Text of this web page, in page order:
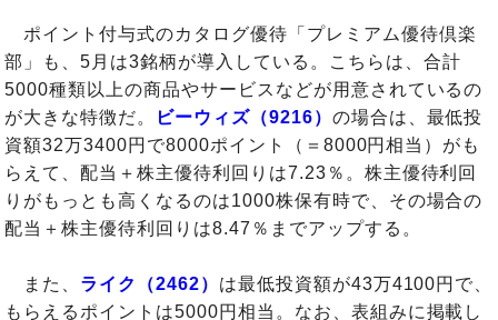
ポイント付与式のカタログ優待「プレミアム優待倶楽
部」も、5月は3銘柄が導入している。こちらは、合計
5000種類以上の商品やサービスなどが用意されているの
が大きな特徴だ。
ビーウィズ（9216） の場合は、最低投
資額32万3400円で8000ポイント（＝8000円相当）がも
らえて、配当＋株主優待利回りは7.23％。株主優待利回
りがもっとも高くなるのは1000株保有時で、その場合の
配当＋株主優待利回りは8.47％までアップする。
また、 ライク（2462） は最低投資額が43万4100円で、
もらえるポイントは5000円相当。なお、表組みに掲載し